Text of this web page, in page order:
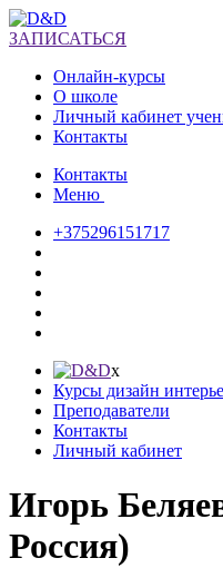
ЗАПИСАТЬСЯ
Онлайн-курсы
О школе
Личный кабинет
Контакты
Контакты
Меню
+375296151717
х
Курсы дизайн
Преподаватели
Контакты
Личный кабинет
Игорь
Россия)